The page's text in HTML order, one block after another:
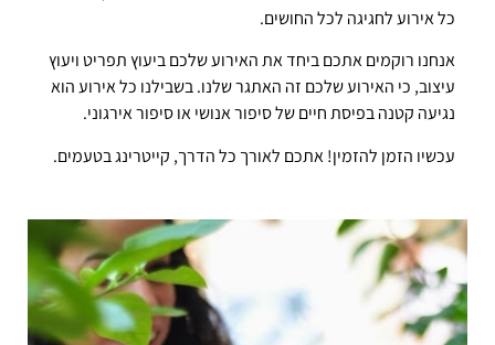
כל אירוע לחגיגה לכל החושים.
אנחנו רוקמים אתכם ביחד את האירוע שלכם ביעוץ תפריט ויעוץ
עיצוב, כי האירוע שלכם זה האתגר שלנו. בשבילנו כל אירוע הוא
נגיעה קטנה בפיסת חיים של סיפור אנושי או סיפור אירגוני.
עכשיו הזמן להזמין! אתכם לאורך כל הדרך, קייטרינג בטעמים.